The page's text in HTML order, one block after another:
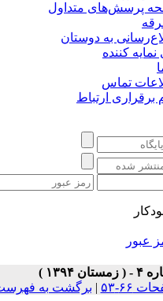
پرسش‌های متداول
به دوستان
کننده
تماس
ارتباط
عبور
۶۶-۵۳
| برگشت به فهرست